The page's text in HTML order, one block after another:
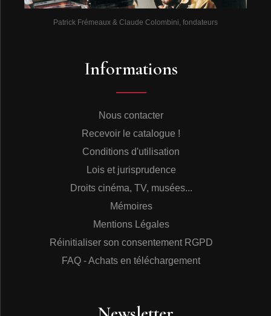
Patrick Frémeaux & Claude Colombini, fondateurs
Informations
Nous contacter
Recevoir le catalogue !
Conditions d'utilisation
Lois et jurisprudence
Droits cinéma, TV, musées...
Mémoires
Mentions Légales
Réinitialiser son consentement RGPD
FAQ - Achats en téléchargement